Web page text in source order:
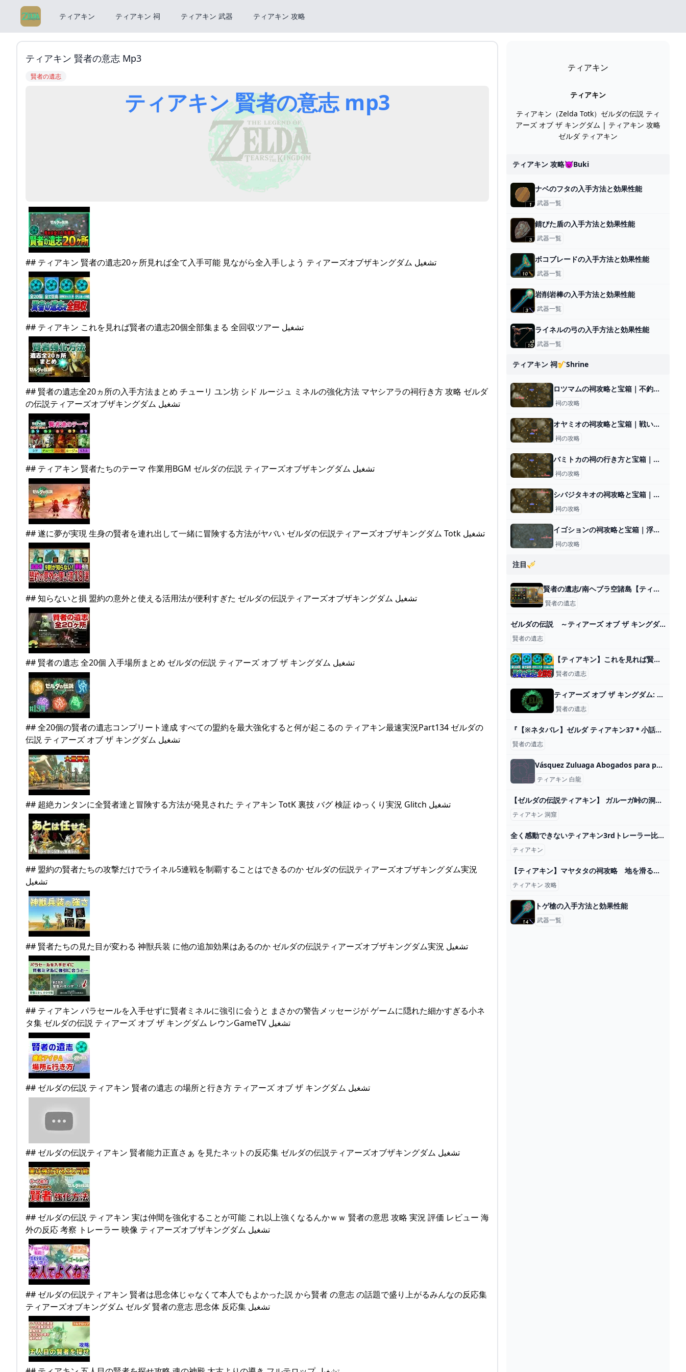
ティアキン ティアキン 祠 ティアキン 武器 ティアキン 攻略
ティアキン 賢者の意志 Mp3
賢者の遺志
ティアキン 賢者の意志 mp3
## ティアキン 賢者の遺志20ヶ所見れば全て入手可能 見ながら全入手しよう ティアーズオブザキングダム تشغيل
## ティアキン これを見れば賢者の遺志20個全部集まる 全回収ツアー تشغيل
## 賢者の遺志全20ヵ所の入手方法まとめ チューリ ユン坊 シド ルージュ ミネルの強化方法 マヤシアラの祠行き方 攻略 ゼルダ
の伝説ティアーズオブザキングダム تشغيل
## ティアキン 賢者たちのテーマ 作業用BGM ゼルダの伝説 ティアーズオブザキングダム تشغيل
## 遂に夢が実現 生身の賢者を連れ出して一緒に冒険する方法がヤバい ゼルダの伝説ティアーズオブザキングダム Totk تشغيل
## 知らないと損 盟約の意外と使える活用法が便利すぎた ゼルダの伝説ティアーズオブザキングダム تشغيل
## 賢者の遺志 全20個 入手場所まとめ ゼルダの伝説 ティアーズ オブ ザ キングダム تشغيل
## 全20個の賢者の遺志コンプリート達成 すべての盟約を最大強化すると何が起こるの ティアキン最速実況Part134 ゼルダの
伝説 ティアーズ オブ ザ キングダム تشغيل
## 超絶カンタンに全賢者達と冒険する方法が発見された ティアキン TotK 裏技 バグ 検証 ゆっくり実況 Glitch تشغيل
## 盟約の賢者たちの攻撃だけでライネル5連戦を制覇することはできるのか ゼルダの伝説ティアーズオブザキングダム実況
تشغيل
## 賢者たちの見た目が変わる 神獣兵装 に他の追加効果はあるのか ゼルダの伝説ティアーズオブザキングダム実況 تشغيل
## ティアキン パラセールを入手せずに賢者ミネルに強引に会うと まさかの警告メッセージが ゲームに隠れた細かすぎる小ネ
タ集 ゼルダの伝説 ティアーズ オブ ザ キングダム レウンGameTV تشغيل
## ゼルダの伝説 ティアキン 賢者の遺志 の場所と行き方 ティアーズ オブ ザ キングダム تشغيل
## ゼルダの伝説ティアキン 賢者能力正直さぁ を見たネットの反応集 ゼルダの伝説ティアーズオブザキングダム تشغيل
## ゼルダの伝説 ティアキン 実は仲間を強化することが可能 これ以上強くなるんかｗｗ 賢者の意思 攻略 実況 評価 レビュー 海
外の反応 考察 トレーラー 映像 ティアーズオブザキングダム تشغيل
## ゼルダの伝説ティアキン 賢者は思念体じゃなくて本人でもよかった説 から賢者 の意志 の話題で盛り上がるみんなの反応集
ティアーズオブキングダム ゼルダ 賢者の意志 思念体 反応集 تشغيل
ティアキン
ティアキン
ティアキン（Zelda Totk）ゼルダの伝説 ティ
アーズ オブ ザ キングダム | ティアキン 攻略
ゼルダ ティアキン
ティアキン 攻略😈buki
ナベのフタの入手方法と効果性能
武器一覧
錆びた盾の入手方法と効果性能
武器一覧
ボコブレードの入手方法と効果性能
武器一覧
岩削岩棒の入手方法と効果性能
武器一覧
ライネルの弓の入手方法と効果性能
武器一覧
ティアキン 祠🎷shrine
ロツマムの祠攻略と宝箱｜不釣り合いな関係
祠の攻略
オヤミオの祠攻略と宝箱｜戦いの教え 投げの極意
祠の攻略
バミトカの祠の行き方と宝箱｜ラウルの祝福
祠の攻略
シバジタキオの祠攻略と宝箱｜道をつなぐ鍵
祠の攻略
イゴションの祠攻略と宝箱｜浮遊する水
祠の攻略
注目🎺
賢者の遺志/南ヘブラ空諸島【ティアキン】 - YouTube
賢者の遺志
ゼルダの伝説 ～ティアーズ オブ ザ キングダム～ ＃232 賢者の遺志を探して空島探索！ - YouTube
賢者の遺志
【ティアキン】これを見れば賢者の遺志20個全部集まる！全回収ツアー - YouTube
賢者の遺志
ティアーズ オブ ザ キングダム: 賢者の意志ガイド - Play Trucos
賢者の遺志
『【※ネタバレ】ゼルダ ティアキン37＊小話／ハイリア城地下、賢者の祝福』
賢者の遺志
Vásquez Zuluaga Abogados para pensión Cali
ティアキン 白龍
【ゼルダの伝説ティアキン】 ガルーガ峠の洞窟(マヨイ） - YouTube
ティアキン 洞窟
全く感動できないティアキン3rdトレーラー比較用動画 - YouTube
ティアキン
【ティアキン】マヤタタの祠攻略 地を滑るもの(フルテロップ) - YouTube
ティアキン 攻略
トゲ槍の入手方法と効果性能
武器一覧